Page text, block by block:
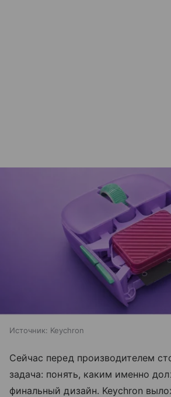
Источник: Keychron
Сейчас перед производителем
задача: понять, каким именно
финальный дизайн. Keychron